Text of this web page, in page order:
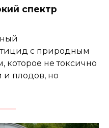
спектр
с природным
не токсично
и плодов, но